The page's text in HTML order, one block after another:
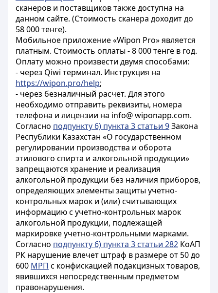
сканеров и поставщиков также доступна на
данном сайте. (Стоимость сканера доходит до
58 000 тенге).
Мобильное приложение «Wipon Pro» является
платным. Стоимость оплаты - 8 000 тенге в год.
Оплату можно произвести двумя способами:
- через Qiwi терминал. Инструкция на
https://wipon.pro/help;
- через безналичный расчет. Для этого
необходимо отправить реквизиты, номера
телефона и лицензии на info@ wiponapp.com.
Согласно подпункту 6) пункта 3 статьи 9Закона
Республики Казахстан «О государственном
регулировании производства и оборота
этилового спирта и алкогольной продукции»
запрещаются хранение и реализация
алкогольной продукции без наличия приборов,
определяющих элементы защиты учетно-
контрольных марок и (или) считывающих
информацию с учетно-контрольных марок
алкогольной продукции, подлежащей
маркировке учетно-контрольными марками.
Согласно подпункту 6) пункта 3 статьи 282 КоАП
РК нарушение влечет штраф в размере от 50 до
600 МРП с конфискацией подакцизных товаров,
явившихся непосредственным предметом
правонарушения.